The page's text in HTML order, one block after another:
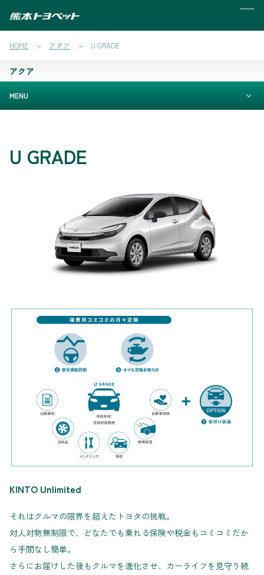
HOME アクア U GRADE
アクア
MENU
U GRADE
KINTO Unlimited
それはクルマの限界を超えたトヨタの挑戦。
対人対物無制限で、どなたでも乗れる保険や税金もコミコミだか
ら手間なし簡単。
さらにお届けした後もクルマを進化させ、カーライフを見守り続